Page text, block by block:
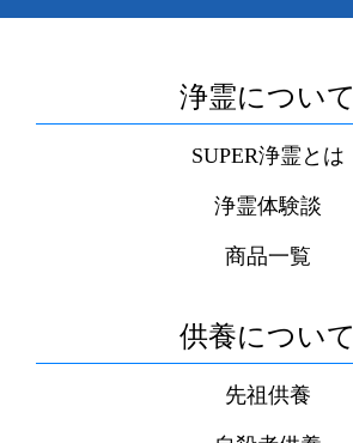
浄霊について
SUPER浄霊とは
浄霊体験談
商品一覧
供養について
先祖供養